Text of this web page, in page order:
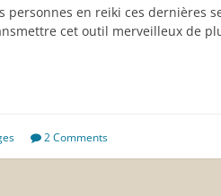
personnes en reiki ces dernières
cet outil merveilleux de
2 Comments